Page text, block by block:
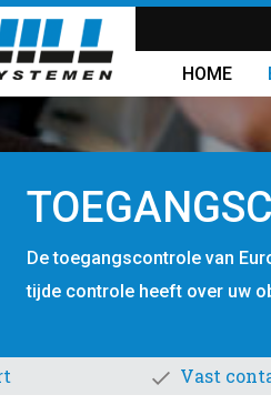
HOME
De toegangscontrole van
tijde controle heeft over uw
Vast